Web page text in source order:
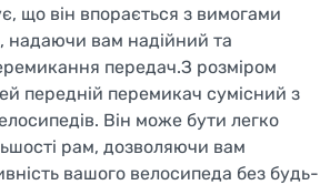
що він впорається з вимогами
надаючи вам надійний та
передач.З розміром
передній перемикач сумісний з
Він може бути легко
рам, дозволяючи вам
вашого велосипеда без будь-